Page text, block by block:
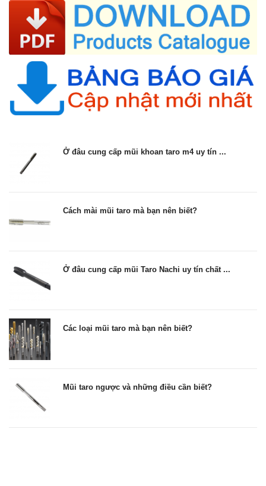
Ở đâu cung cấp mũi khoan taro m4 uy tín ...
Cách mài mũi taro mà bạn nên biết?
Ở đâu cung cấp mũi Taro Nachi uy tín chất ...
Các loại mũi taro mà bạn nên biết?
Mũi taro ngược và những điều cần biết?